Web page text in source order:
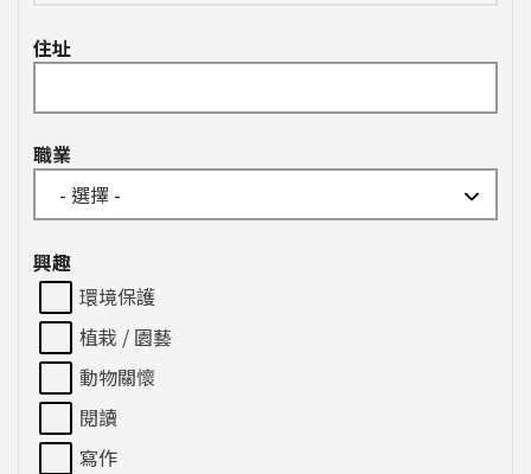
住址
職業
興趣
環境保護
植栽 / 園藝
動物關懷
閱讀
寫作